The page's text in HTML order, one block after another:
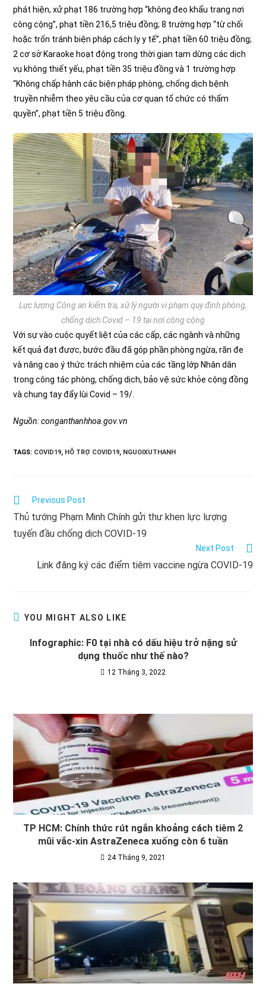
phát hiện, xử phạt 186 trường hợp “không đeo khẩu trang nơi
công cộng”, phạt tiền 216,5 triệu đồng; 8 trường hợp “từ chối
hoặc trốn tránh biện pháp cách ly y tế”, phạt tiền 60 triệu đồng;
2 cơ sở Karaoke hoạt động trong thời gian tạm dừng các dịch
vụ không thiết yếu, phạt tiền 35 triệu đồng và 1 trường hợp
“Không chấp hành các biện pháp phòng, chống dịch bệnh
truyền nhiễm theo yêu cầu của cơ quan tổ chức có thẩm
quyền”, phạt tiền 5 triệu đồng.
Lực lượng Công an kiểm tra, xử lý người vi phạm quy định phòng,
chống dịch Covid – 19 tại nơi công cộng
Với sự vào cuộc quyết liệt của các cấp, các ngành và những
kết quả đạt được, bước đầu đã góp phần phòng ngừa, răn đe
và nâng cao ý thức trách nhiệm của các tầng lớp Nhân dân
trong công tác phòng, chống dịch, bảo vệ sức khỏe cộng đồng
và chung tay đẩy lùi Covid – 19/.
Nguồn: conganthanhhoa.gov.vn
TAGS: COVID19, HỖ TRỢ COVID19, NGUOIXUTHANH
Read
more
articles
Previous Post
Thủ tướng Phạm Minh Chính gửi thư khen lực lượng
tuyến đầu chống dịch COVID-19
Next Post
Link đăng ký các điểm tiêm vaccine ngừa COVID-19
YOU MIGHT ALSO LIKE
Infographic: F0 tại nhà có dấu hiệu trở nặng sử
dụng thuốc như thế nào?
12 Tháng 3, 2022
TP HCM: Chính thức rút ngắn khoảng cách tiêm 2
mũi vắc-xin AstraZeneca xuống còn 6 tuần
24 Tháng 9, 2021